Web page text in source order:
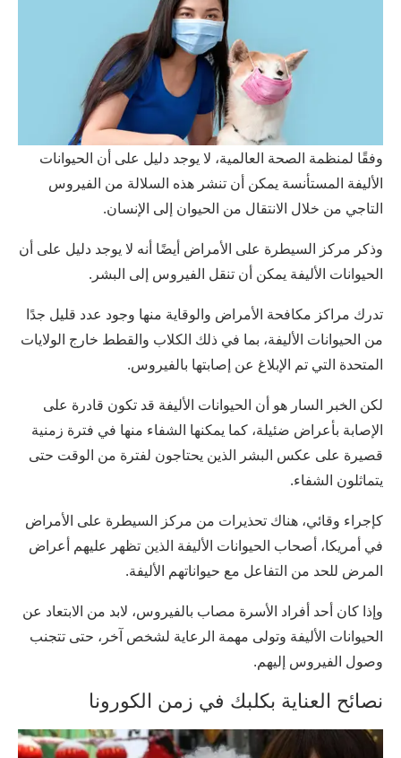
وفقًا لمنظمة الصحة العالمية، لا يوجد دليل على أن الحيوانات
الأليفة المستأنسة يمكن أن تنشر هذه السلالة من الفيروس
التاجي من خلال الانتقال من الحيوان إلى الإنسان.
وذكر مركز السيطرة على الأمراض أيضًا أنه لا يوجد دليل على أن
الحيوانات الأليفة يمكن أن تنقل الفيروس إلى البشر.
تدرك مراكز مكافحة الأمراض والوقاية منها وجود عدد قليل جدًا
من الحيوانات الأليفة، بما في ذلك الكلاب والقطط خارج الولايات
المتحدة التي تم الإبلاغ عن إصابتها بالفيروس.
لكن الخبر السار هو أن الحيوانات الأليفة قد تكون قادرة على
الإصابة بأعراض ضئيلة، كما يمكنها الشفاء منها في فترة زمنية
قصيرة على عكس البشر الذين يحتاجون لفترة من الوقت حتى
يتماثلون الشفاء.
كإجراء وقائي، هناك تحذيرات من مركز السيطرة على الأمراض
في أمريكا، أصحاب الحيوانات الأليفة الذين تظهر عليهم أعراض
المرض للحد من التفاعل مع حيواناتهم الأليفة.
وإذا كان أحد أفراد الأسرة مصاب بالفيروس، لابد من الابتعاد عن
الحيوانات الأليفة وتولى مهمة الرعاية لشخص آخر، حتى تتجنب
وصول الفيروس إليهم.
نصائح العناية بكلبك في زمن الكورونا